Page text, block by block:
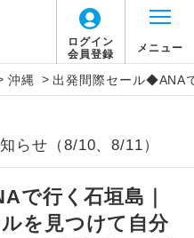
ログイン
会員登録
メニュー
沖縄 > 出発間際セール◆ANA
らせ（8/10、8/11）
で行く石垣島｜
を見つけて自分
説明
港（駅）から復路到着空港
同行します。
港（駅）から最終日出発空港
添乗員が同行します。
するご案内
です。
用便の空席状況に